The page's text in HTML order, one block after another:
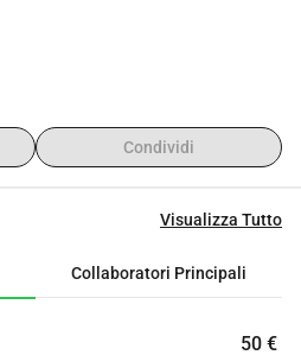
le informazioni sul viaggio,
Condividi
Visualizza Tutto
Collaboratori Principali
50 €